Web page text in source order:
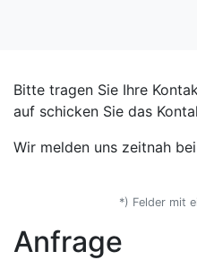
Bitte tragen Sie Ihre
auf schicken Sie das
Wir melden uns zeitnah
*) Felder mit
Anfrage